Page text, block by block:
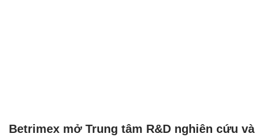
Betrimex mở Trung tâm R&D nghiên cứu và